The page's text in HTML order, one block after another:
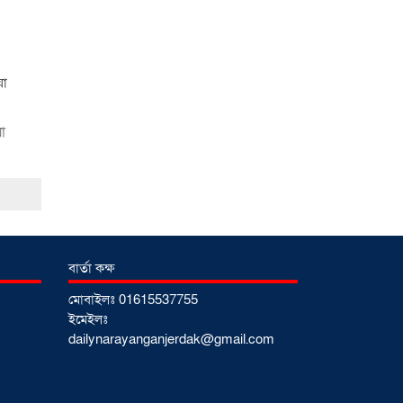
আগস্ট ২০২৬
বার্তা কক্ষ
মোবাইলঃ 01615537755
ইমেইলঃ
dailynarayanganjerdak@gmail.com